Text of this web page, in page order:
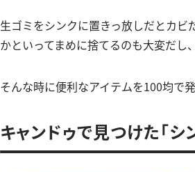
生ゴミをシンクに置きっ放しだとカビ
かといってまめに捨てるのも大変だし
そんな時に便利なアイテムを100均で
キャンドゥで見つけた「